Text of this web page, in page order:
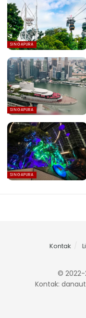
SINGAPURA
SINGAPURA
SINGAPURA
Kontak
© 2022-
Kontak: